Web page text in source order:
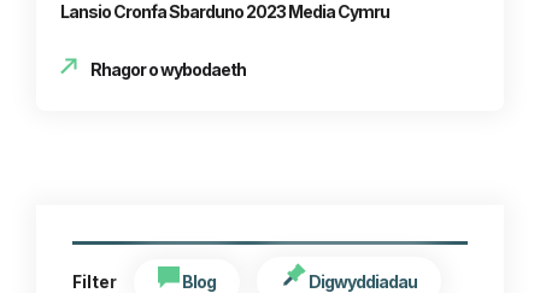
Lansio Cronfa Sbarduno 2023 Media Cymru
Rhagor o wybodaeth
Filter Blog Digwyddiadau